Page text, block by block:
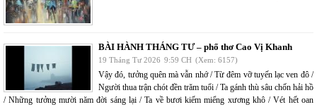
BÀI HÀNH THÁNG TƯ – phổ thơ Cao Vị Khanh
19 Tháng Tư 2026 9:59 CH (Xem: 6157)
Vậy đó, tưởng quên mà vẫn nhớ / Từ đêm vỡ tuyến lạc ven đô /
Người thua trận chót đền trăm tuổi / Ta gánh thù sâu chốn hải hồ
/ Những tưởng mười năm đời sáng lại / Ta về bươi kiếm miểng xương khô / Vét hết oan